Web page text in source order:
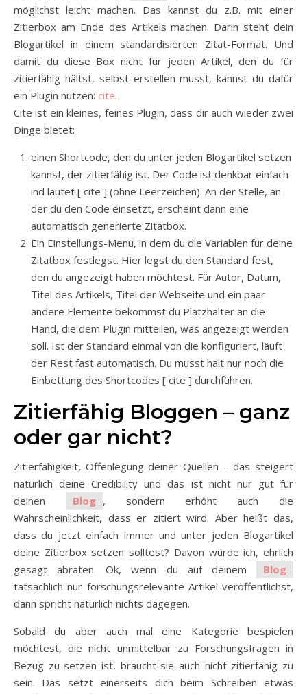
möglichst leicht machen. Das kannst du z.B. mit einer
Zitierbox am Ende des Artikels machen. Darin steht dein
Blogartikel in einem standardisierten Zitat-Format. Und
damit du diese Box nicht für jeden Artikel, den du für
zitierfähig hältst, selbst erstellen musst, kannst du dafür
ein Plugin nutzen: cite.
Cite ist ein kleines, feines Plugin, dass dir auch wieder zwei
Dinge bietet:
einen Shortcode, den du unter jeden Blogartikel setzen
kannst, der zitierfähig ist. Der Code ist denkbar einfach
ind lautet [ cite ] (ohne Leerzeichen). An der Stelle, an
der du den Code einsetzt, erscheint dann eine
automatisch generierte Zitatbox.
Ein Einstellungs-Menü, in dem du die Variablen für deine
Zitatbox festlegst. Hier legst du den Standard fest,
den du angezeigt haben möchtest. Für Autor, Datum,
Titel des Artikels, Titel der Webseite und ein paar
andere Elemente bekommst du Platzhalter an die
Hand, die dem Plugin mitteilen, was angezeigt werden
soll. Ist der Standard einmal von die konfiguriert, läuft
der Rest fast automatisch. Du musst halt nur noch die
Einbettung des Shortcodes [ cite ] durchführen.
Zitierfähig Bloggen – ganz
oder gar nicht?
Zitierfähigkeit, Offenlegung deiner Quellen – das steigert
natürlich deine Credibility und das ist nicht nur gut für
deinen
Blog , sondern erhöht auch die
Wahrscheinlichkeit, dass er zitiert wird. Aber heißt das,
dass du jetzt einfach immer und unter jeden Blogartikel
deine Zitierbox setzen solltest? Davon würde ich, ehrlich
gesagt abraten. Ok, wenn du auf deinem
Blog
tatsächlich nur forschungsrelevante Artikel veröffentlichst,
dann spricht natürlich nichts dagegen.
Sobald du aber auch mal eine Kategorie bespielen
möchtest, die nicht unmittelbar zu Forschungsfragen in
Bezug zu setzen ist, braucht sie auch nicht zitierfähig zu
sein. Das setzt einerseits dich beim Schreiben etwas